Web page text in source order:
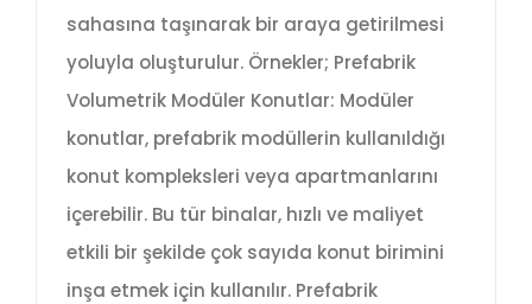
sahasına taşınarak bir araya getirilmesi
yoluyla oluşturulur. Örnekler; Prefabrik
Volumetrik Modüler Konutlar: Modüler
konutlar, prefabrik modüllerin kullanıldığı
konut kompleksleri veya apartmanlarını
içerebilir. Bu tür binalar, hızlı ve maliyet
etkili bir şekilde çok sayıda konut birimini
inşa etmek için kullanılır. Prefabrik